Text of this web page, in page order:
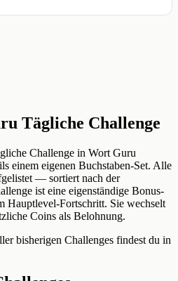
Tägliche Challenge
Challenge in Wort Guru
einem eigenen Buchstaben-Set. Alle
— sortiert nach der
ist eine eigenständige Bonus-
Hauptlevel-Fortschritt. Sie wechselt
Coins als Belohnung.
bisherigen Challenges findest du in